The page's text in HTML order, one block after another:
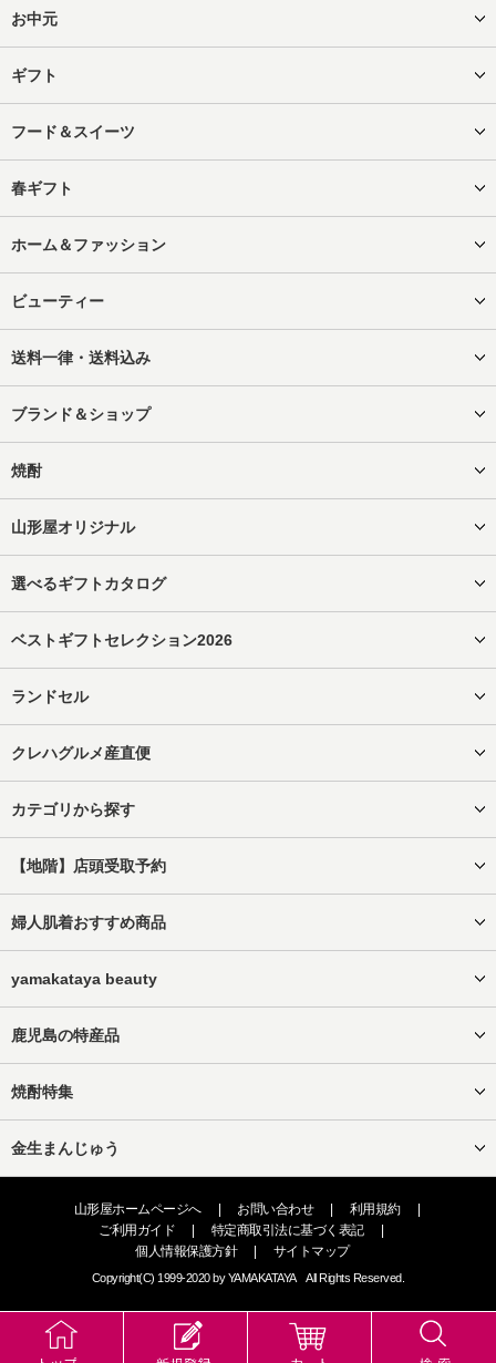
お中元
ギフト
フード＆スイーツ
春ギフト
ホーム＆ファッション
ビューティー
送料一律・送料込み
ブランド＆ショップ
焼酎
山形屋オリジナル
選べるギフトカタログ
ベストギフトセレクション2026
ランドセル
クレハグルメ産直便
カテゴリから探す
【地階】店頭受取予約
婦人肌着おすすめ商品
yamakataya beauty
鹿児島の特産品
焼酎特集
金生まんじゅう
山形屋ホームページへ お問い合わせ 利用規約
ご利用ガイド
特定商取引法に基づく表記
個人情報保護方針
サイトマップ
Copyright(C) 1999-2020 by YAMAKATAYA All Rights Reserved.